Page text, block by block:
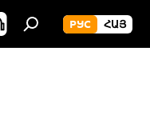
РУС ՀԱՅ